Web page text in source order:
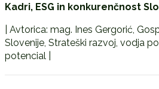
Kadri, ESG in konkurenčnost
| Avtorica: mag. Ines Gergorić,
Slovenije, Strateški razvoj, vodja
potencial |